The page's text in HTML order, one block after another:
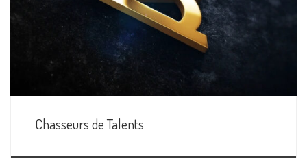
Chasseurs de Talents